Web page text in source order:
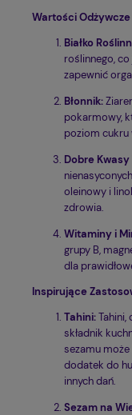
Wartości Odżywcze
Białko
roślinnego,
zapewnić
Błonnik:
pokarmowy,
poziom cukru
Dobre Kwasy
oleinowy i
zdrowia.
Witaminy i
grupy B,
dla
Inspirujące
Tahini:Tahini,
składnik
sezamu może
dodatek do
innych dań.
Sezam na